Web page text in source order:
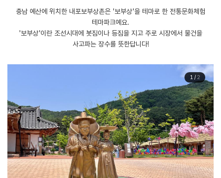
충남 예산에 위치한 내포보부상촌은 '보부상'을 테마로 한 전통문화체험
테마파크예요.
'보부상'이란 조선시대에 봇짐이나 등짐을 지고 주로 시장에서 물건을
사고파는 장수를 뜻한답니다!
1 / 2